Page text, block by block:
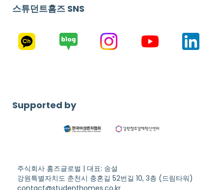
스튜던트홈즈 SNS
Supported by
주식회사 홈즈글로벌 | 대표: 송설
강원특별자치도 춘천시 충혼길 52번길 10, 3층 (드림타워)
contact@studenthomes.co.kr